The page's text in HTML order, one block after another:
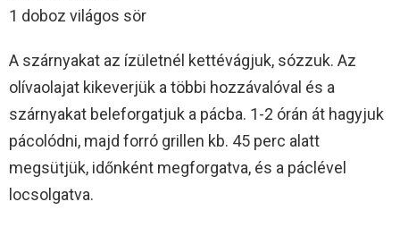
1 doboz világos sör
A szárnyakat az ízületnél kettévágjuk, sózzuk. Az
olívaolajat kikeverjük a többi hozzávalóval és a
szárnyakat beleforgatjuk a pácba. 1-2 órán át hagyjuk
pácolódni, majd forró grillen kb. 45 perc alatt
megsütjük, időnként megforgatva, és a páclével
locsolgatva.